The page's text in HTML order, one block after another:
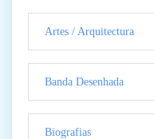
Artes / Arquitectura
Banda Desenhada
Biografias